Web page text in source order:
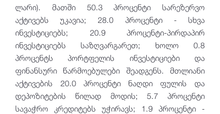
ლარი). მათში 50.3 პროცენტი სარეზერვო
აქტივებს უკავია; 28.0 პროცენტი - სხვა
ინვესტიციებს; 20.9 პროცენტი-პირდაპირ
ინვესტიციებს საზღვარგარეთ; ხოლო 0.8
პროცენტს პორტფელის ინვესტიციები და
ფინანსური წარმოებულები შეადგენს. მთლიანი
აქტივების 20.0 პროცენტი ნაღდი ფულის და
დეპოზიტების წილად მოდის; 5.7 პროცენტი
სავაჭრო კრედიტებს უჭირავს; 1.9 პროცენტი -